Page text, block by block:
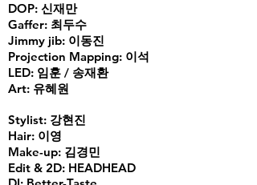
DOP: 신재만
Gaffer: 최두수
Jimmy jib: 이동진
Projection Mapping: 이석
LED: 임훈 / 송재환
Art: 유혜원
Stylist: 강현진
Hair: 이영
Make-up: 김경민
Edit & 2D: HEADHEAD